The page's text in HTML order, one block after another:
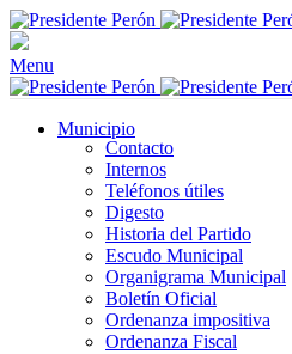
Menu
Municipio
Contacto
Internos
Teléfonos útiles
Digesto
Historia del Partido
Escudo Municipal
Organigrama Municipal
Boletín Oficial
Ordenanza impositiva
Ordenanza Fiscal